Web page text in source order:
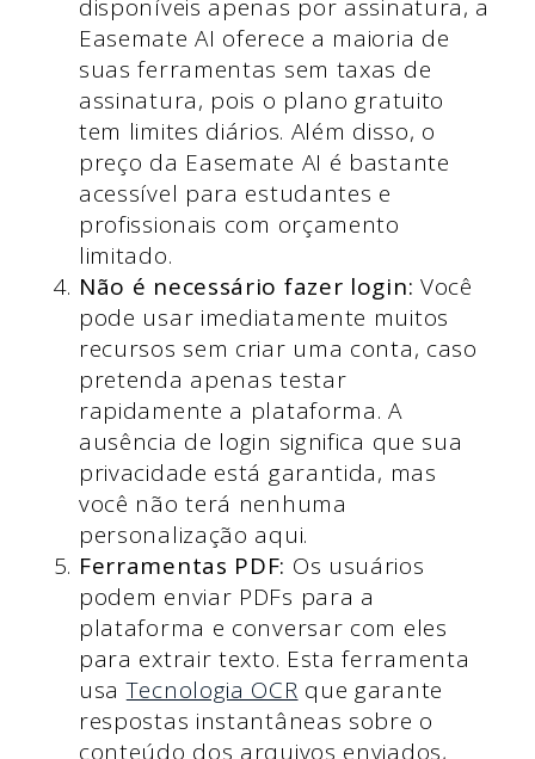
disponíveis apenas por assinatura, a
Easemate AI oferece a maioria de
suas ferramentas sem taxas de
assinatura, pois o plano gratuito
tem limites diários. Além disso, o
preço da Easemate AI é bastante
acessível para estudantes e
profissionais com orçamento
limitado.
Não é necessário fazer login: Você
pode usar imediatamente muitos
recursos sem criar uma conta, caso
pretenda apenas testar
rapidamente a plataforma. A
ausência de login significa que sua
privacidade está garantida, mas
você não terá nenhuma
personalização aqui.
Ferramentas PDF: Os usuários
podem enviar PDFs para a
plataforma e conversar com eles
para extrair texto. Esta ferramenta
usaTecnologia OCR que garante
respostas instantâneas sobre o
conteúdo dos arquivos enviados,